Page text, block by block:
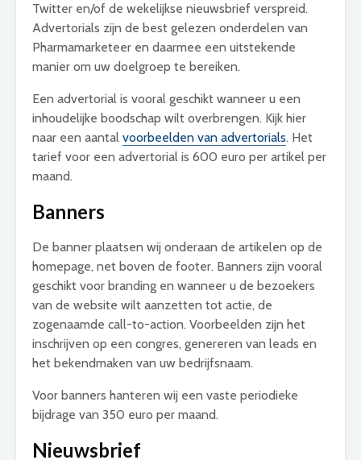
Twitter en/of de wekelijkse nieuwsbrief verspreid.
Advertorials zijn de best gelezen onderdelen van
Pharmamarketeer en daarmee een uitstekende
manier om uw doelgroep te bereiken.
Een advertorial is vooral geschikt wanneer u een
inhoudelijke boodschap wilt overbrengen. Kijk hier
naar een aantal voorbeelden van advertorials. Het
tarief voor een advertorial is 600 euro per artikel per
maand.
Banners
De banner plaatsen wij onderaan de artikelen op de
homepage, net boven de footer. Banners zijn vooral
geschikt voor branding en wanneer u de bezoekers
van de website wilt aanzetten tot actie, de
zogenaamde call-to-action. Voorbeelden zijn het
inschrijven op een congres, genereren van leads en
het bekendmaken van uw bedrijfsnaam.
Voor banners hanteren wij een vaste periodieke
bijdrage van 350 euro per maand.
Nieuwsbrief